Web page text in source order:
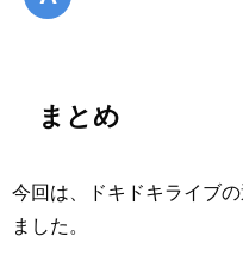
まとめ
今回は、ドキドキライブ
ました。